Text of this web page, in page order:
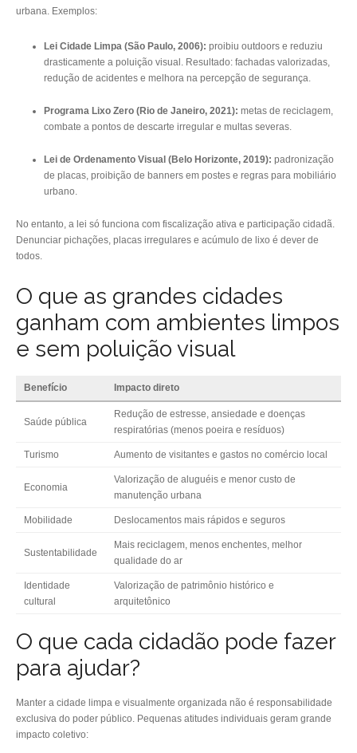
urbana. Exemplos:
Lei Cidade Limpa (São Paulo, 2006): proibiu outdoors e reduziu
drasticamente a poluição visual. Resultado: fachadas valorizadas,
redução de acidentes e melhora na percepção de segurança.
Programa Lixo Zero (Rio de Janeiro, 2021): metas de reciclagem,
combate a pontos de descarte irregular e multas severas.
Lei de Ordenamento Visual (Belo Horizonte, 2019): padronização
de placas, proibição de banners em postes e regras para mobiliário
urbano.
No entanto, a lei só funciona com fiscalização ativa e participação cidadã.
Denunciar pichações, placas irregulares e acúmulo de lixo é dever de
todos.
O que as grandes cidades
ganham com ambientes limpos
e sem poluição visual
Benefício Impacto direto
Saúde pública
Redução de estresse, ansiedade e doenças
respiratórias (menos poeira e resíduos)
Turismo Aumento de visitantes e gastos no comércio local
Economia
Valorização de aluguéis e menor custo de
manutenção urbana
Mobilidade Deslocamentos mais rápidos e seguros
Sustentabilidade
Mais reciclagem, menos enchentes, melhor
qualidade do ar
Identidade
cultural
Valorização de patrimônio histórico e
arquitetônico
O que cada cidadão pode fazer
para ajudar?
Manter a cidade limpa e visualmente organizada não é responsabilidade
exclusiva do poder público. Pequenas atitudes individuais geram grande
impacto coletivo: